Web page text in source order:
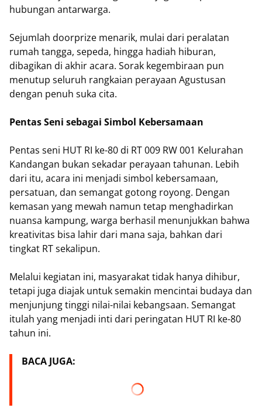
hubungan antarwarga.
Sejumlah doorprize menarik, mulai dari peralatan
rumah tangga, sepeda, hingga hadiah hiburan,
dibagikan di akhir acara. Sorak kegembiraan pun
menutup seluruh rangkaian perayaan Agustusan
dengan penuh suka cita.
Pentas Seni sebagai Simbol Kebersamaan
Pentas seni HUT RI ke-80 di RT 009 RW 001 Kelurahan
Kandangan bukan sekadar perayaan tahunan. Lebih
dari itu, acara ini menjadi simbol kebersamaan,
persatuan, dan semangat gotong royong. Dengan
kemasan yang mewah namun tetap menghadirkan
nuansa kampung, warga berhasil menunjukkan bahwa
kreativitas bisa lahir dari mana saja, bahkan dari
tingkat RT sekalipun.
Melalui kegiatan ini, masyarakat tidak hanya dihibur,
tetapi juga diajak untuk semakin mencintai budaya dan
menjunjung tinggi nilai-nilai kebangsaan. Semangat
itulah yang menjadi inti dari peringatan HUT RI ke-80
tahun ini.
BACA JUGA: